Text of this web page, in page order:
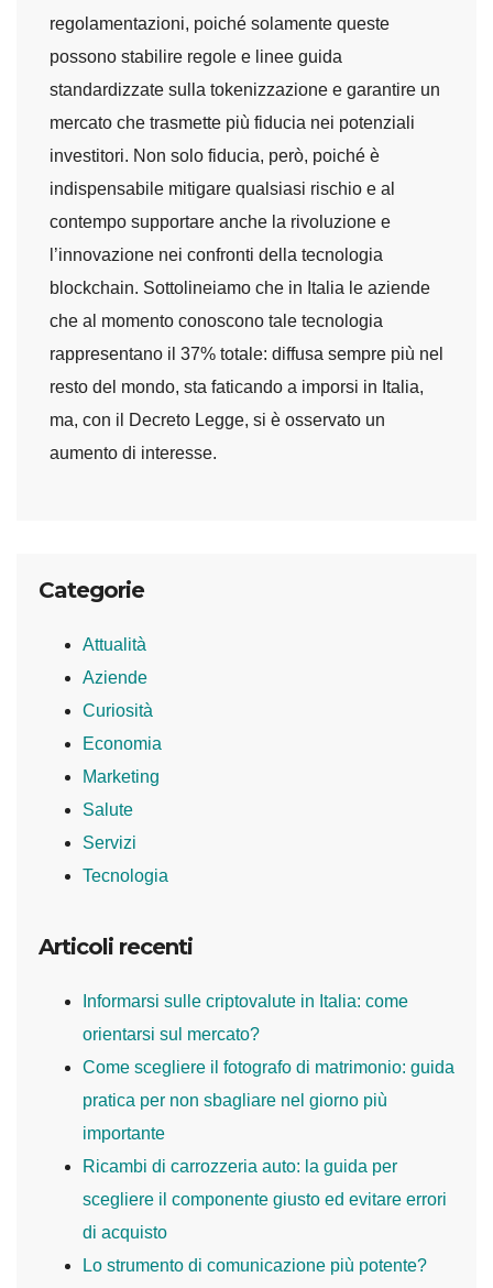
regolamentazioni, poiché solamente queste
possono stabilire regole e linee guida
standardizzate sulla tokenizzazione e garantire un
mercato che trasmette più fiducia nei potenziali
investitori. Non solo fiducia, però, poiché è
indispensabile mitigare qualsiasi rischio e al
contempo supportare anche la rivoluzione e
l’innovazione nei confronti della tecnologia
blockchain. Sottolineiamo che in Italia le aziende
che al momento conoscono tale tecnologia
rappresentano il 37% totale: diffusa sempre più nel
resto del mondo, sta faticando a imporsi in Italia,
ma, con il Decreto Legge, si è osservato un
aumento di interesse.
Categorie
Attualità
Aziende
Curiosità
Economia
Marketing
Salute
Servizi
Tecnologia
Articoli recenti
Informarsi sulle criptovalute in Italia: come
orientarsi sul mercato?
Come scegliere il fotografo di matrimonio: guida
pratica per non sbagliare nel giorno più
importante
Ricambi di carrozzeria auto: la guida per
scegliere il componente giusto ed evitare errori
di acquisto
Lo strumento di comunicazione più potente?